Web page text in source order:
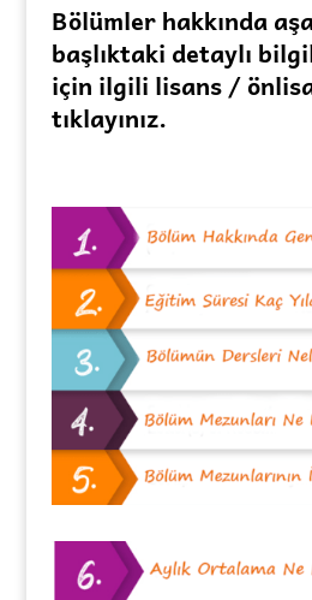
Bölümler hakkında
başlıktaki detaylı
için ilgili lisans /
tıklayınız.